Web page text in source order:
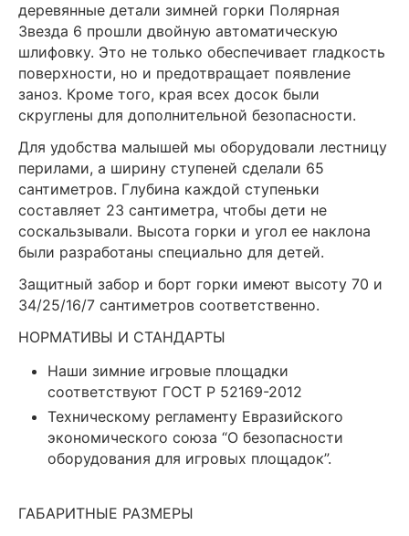
деревянные детали зимней горки Полярная
Звезда 6 прошли двойную автоматическую
шлифовку. Это не только обеспечивает гладкость
поверхности, но и предотвращает появление
заноз. Кроме того, края всех досок были
скруглены для дополнительной безопасности.
Для удобства малышей мы оборудовали лестницу
перилами, а ширину ступеней сделали 65
сантиметров. Глубина каждой ступеньки
составляет 23 сантиметра, чтобы дети не
соскальзывали. Высота горки и угол ее наклона
были разработаны специально для детей.
Защитный забор и борт горки имеют высоту 70 и
34/25/16/7 сантиметров соответственно.
НОРМАТИВЫ И СТАНДАРТЫ
Наши зимние игровые площадки
соответствуют ГОСТ Р 52169-2012
Техническому регламенту Евразийского
экономического союза “О безопасности
оборудования для игровых площадок”.
ГАБАРИТНЫЕ РАЗМЕРЫ